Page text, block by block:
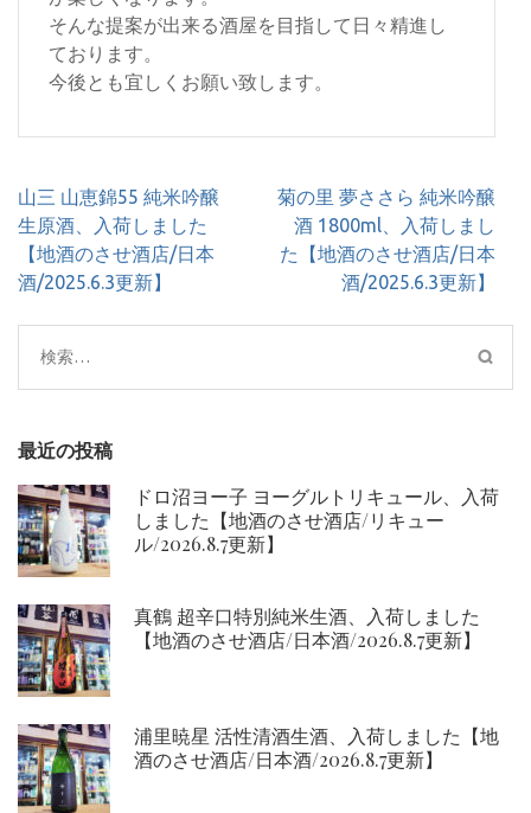
そんな提案が出来る酒屋を目指して日々精進し
ております。
今後とも宜しくお願い致します。
投
稿
ナ
ビ
シ
ョ
山三 山恵錦55 純米吟醸
生原酒、入荷しました
【地酒のさせ酒店/日本
酒/2025.6.3更新】
菊の里 夢ささら 純米吟醸
酒 1800ml、入荷しまし
た【地酒のさせ酒店/日本
酒/2025.6.3更新】
検
索:
最近の投稿
ドロ沼ヨー子 ヨーグルトリキュール、入荷
しました【地酒のさせ酒店/リキュー
ル/2026.8.7更新】
真鶴 超辛口特別純米生酒、入荷しました
【地酒のさせ酒店/日本酒/2026.8.7更新】
浦里暁星 活性清酒生酒、入荷しました【地
酒のさせ酒店/日本酒/2026.8.7更新】